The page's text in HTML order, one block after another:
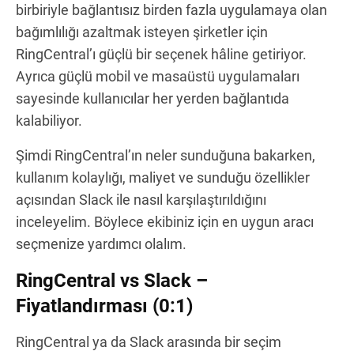
birbiriyle bağlantısız birden fazla uygulamaya olan
bağımlılığı azaltmak isteyen şirketler için
RingCentral’ı güçlü bir seçenek hâline getiriyor.
Ayrıca güçlü mobil ve masaüstü uygulamaları
sayesinde kullanıcılar her yerden bağlantıda
kalabiliyor.
Şimdi RingCentral’ın neler sunduğuna bakarken,
kullanım kolaylığı, maliyet ve sunduğu özellikler
açısından Slack ile nasıl karşılaştırıldığını
inceleyelim. Böylece ekibiniz için en uygun aracı
seçmenize yardımcı olalım.
RingCentral vs Slack –
Fiyatlandırması (0:1)
RingCentral ya da Slack arasında bir seçim